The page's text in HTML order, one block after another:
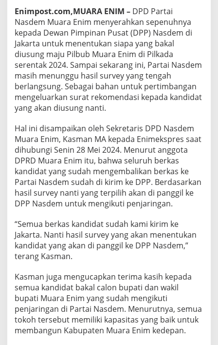
Enimpost.com,MUARA ENIM – DPD Partai
Nasdem Muara Enim menyerahkan sepenuhnya
kepada Dewan Pimpinan Pusat (DPP) Nasdem di
Jakarta untuk menentukan siapa yang bakal
diusung maju Pilbub Muara Enim di Pilkada
serentak 2024. Sampai sekarang ini, Partai Nasdem
masih menunggu hasil survey yang tengah
berlangsung. Sebagai bahan untuk pertimbangan
mengeluarkan surat rekomendasi kepada kandidat
yang akan diusung nanti.
Hal ini disampaikan oleh Sekretaris DPD Nasdem
Muara Enim, Kasman MA kepada Enimekspres saat
dihubungi Senin 28 Mei 2024. Menurut anggota
DPRD Muara Enim itu, bahwa seluruh berkas
kandidat yang sudah mengembalikan berkas ke
Partai Nasdem sudah di kirim ke DPP. Berdasarkan
hasil survey nanti yang terpilih akan di panggil ke
DPP Nasdem untuk mengikuti penjaringan.
“Semua berkas kandidat sudah kami kirim ke
Jakarta. Nanti hasil survey yang akan menentukan
kandidat yang akan di panggil ke DPP Nasdem,”
terang Kasman.
Kasman juga mengucapkan terima kasih kepada
semua kandidat bakal calon bupati dan wakil
bupati Muara Enim yang sudah mengikuti
penjaringan di Partai Nasdem. Menurutnya, semua
tokoh tersebut memiliki kapasitas yang baik untuk
membangun Kabupaten Muara Enim kedepan.